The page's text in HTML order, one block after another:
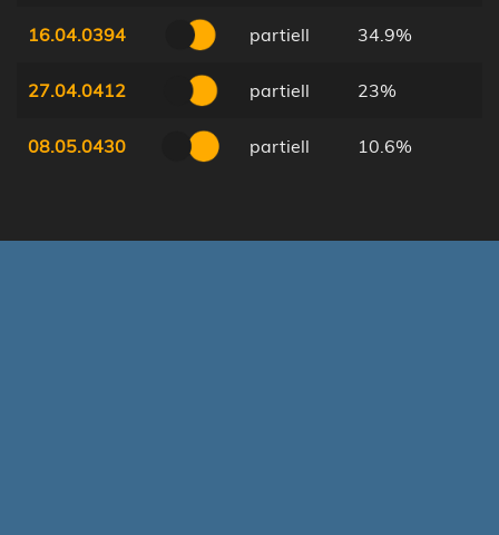
16.04.0394 partiell 34.9%
27.04.0412 partiell 23%
08.05.0430 partiell 10.6%